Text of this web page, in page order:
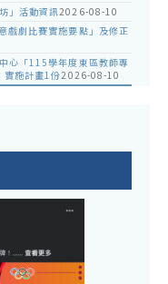
」活動資訊2026-08-10
戲劇比賽實施要點」及修正
心「115學年度東區教師專
實施計畫1份2026-08-10